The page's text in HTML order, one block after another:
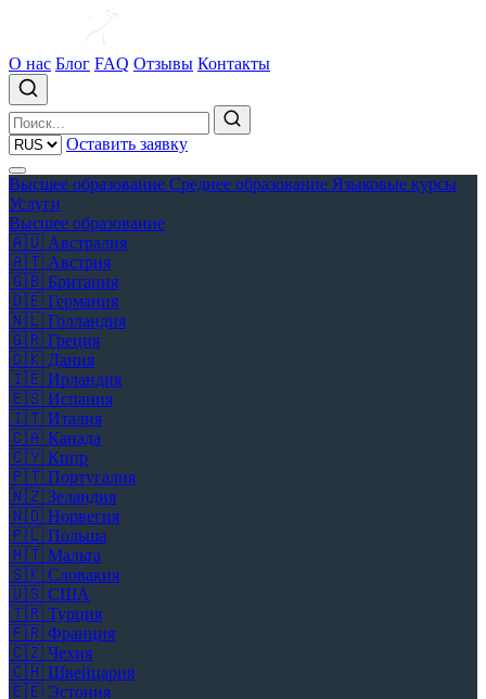
О нас Блог FAQ Отзывы Контакты
Оставить заявку
Высшее образование Среднее образование Языковые курсы
Услуги
Высшее образование
🇦🇺 Австралия
🇦🇹 Австрия
🇬🇧 Британия
🇩🇪 Германия
🇳🇱 Голландия
🇬🇷 Греция
🇩🇰 Дания
🇮🇪 Ирландия
🇪🇸 Испания
🇮🇹 Италия
🇨🇦 Канада
🇨🇾 Кипр
🇵🇹 Португалия
🇳🇿 Зеландия
🇳🇴 Норвегия
🇵🇱 Польша
🇲🇹 Мальта
🇸🇰 Словакия
🇺🇸 США
🇹🇷 Турция
🇫🇷 Франция
🇨🇿 Чехия
🇨🇭 Швейцария
🇪🇪 Эстония